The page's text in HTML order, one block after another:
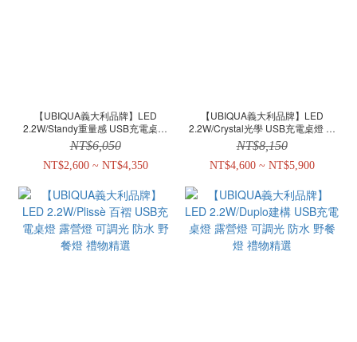
【UBIQUA義大利品牌】LED
2.2W/Standy重量感 USB充電桌燈
露營燈 可調光 防水 野餐燈 禮物精選
NT$6,050
NT$2,600 ~ NT$4,350
【UBIQUA義大利品牌】LED
2.2W/Crystal光學 USB充電桌燈 露
營燈 可調光 防水
NT$8,150
NT$4,600 ~ NT$5,900